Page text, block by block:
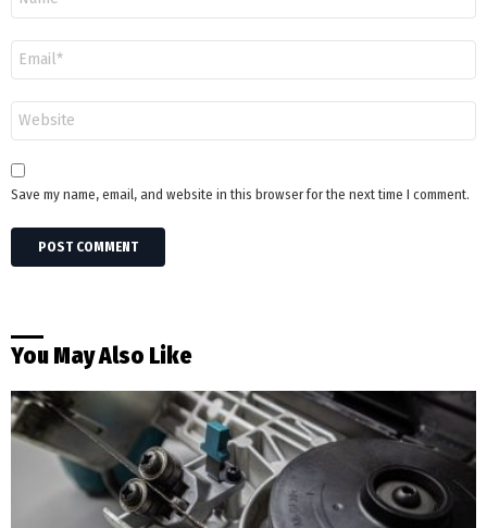
Save my name, email, and website in this browser for the next time I comment.
You May Also Like